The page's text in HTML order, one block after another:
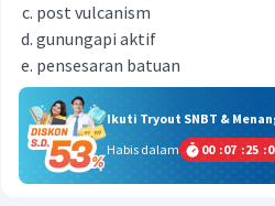
post vulcanism
gunungapi aktif
pensesaran batuan
Ikuti Tryout SNBT &
Habis dalam
00 :07 :25 :